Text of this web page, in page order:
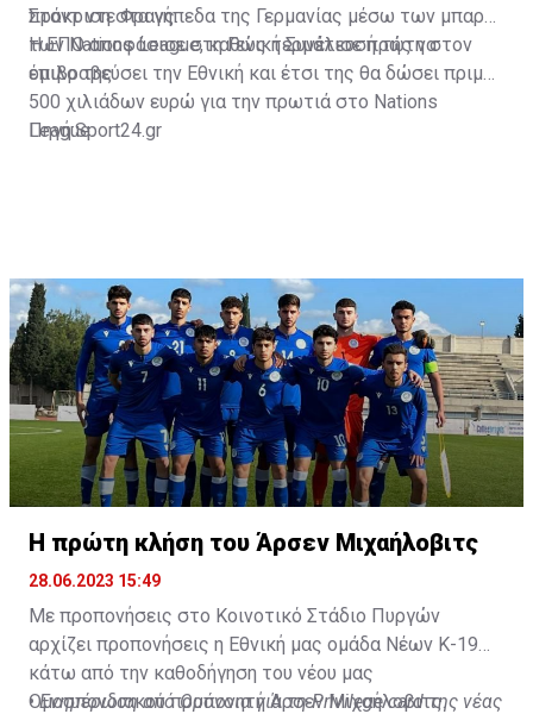
Σταντ ντε Φρανς.
πρόκριση στα γήπεδα της Γερμανίας μέσω των μπαράζ
των Nations League, καθώς τερμάτισε πρώτη στον
όμιλο της.
Η ΕΠΟ αποφάσισε στη Γενική Συνέλευσή της να
επιβραβεύσει την Εθνική και έτσι της θα δώσει πριμ
500 χιλιάδων ευρώ για την πρωτιά στο Nations
League.
Πηγή:Sport24.gr
Η πρώτη κλήση του Άρσεν Μιχαήλοβιτς
28.06.2023 15:49
Με προπονήσεις στο Κοινοτικό Στάδιο Πυργών
αρχίζει προπονήσεις η Εθνική μας ομάδα Νέων Κ-19
κάτω από την καθοδήγηση του νέου μας
Ομοσπονδιακού προπονητή Άρσεν Μιχαήλοβιτς.
•Ενημέρωση από Ομόνοια για τη Privilege card της νέας